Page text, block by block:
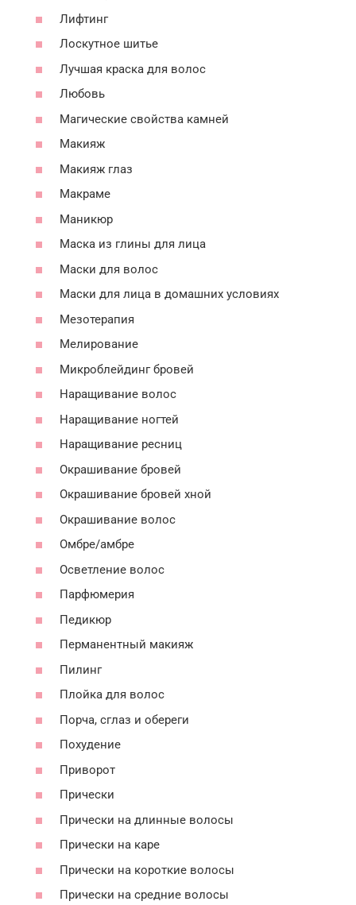
Лифтинг
Лоскутное шитье
Лучшая краска для волос
Любовь
Магические свойства камней
Макияж
Макияж глаз
Макраме
Маникюр
Маска из глины для лица
Маски для волос
Маски для лица в домашних условиях
Мезотерапия
Мелирование
Микроблейдинг бровей
Наращивание волос
Наращивание ногтей
Наращивание ресниц
Окрашивание бровей
Окрашивание бровей хной
Окрашивание волос
Омбре/амбре
Осветление волос
Парфюмерия
Педикюр
Перманентный макияж
Пилинг
Плойка для волос
Порча, сглаз и обереги
Похудение
Приворот
Прически
Прически на длинные волосы
Прически на каре
Прически на короткие волосы
Прически на средние волосы